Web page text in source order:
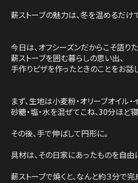
薪ストーブの魅力は、冬を温めるだけ
今日は、オフシーズンだからこそ語り
薪ストーブを囲む暮らしの思い出、
手作りピザを作ったときのことをお話
まず、生地は小麦粉・オリーブオイル・
砂糖・塩・水を混ぜてこね、30分ほど
その後、手で伸ばして円形に。
具材は、その日家にあったものを自由に
薪ストーブで焼くと、なんと約３分で完